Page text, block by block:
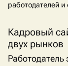
работодателей и
Кадровый
двух рынков